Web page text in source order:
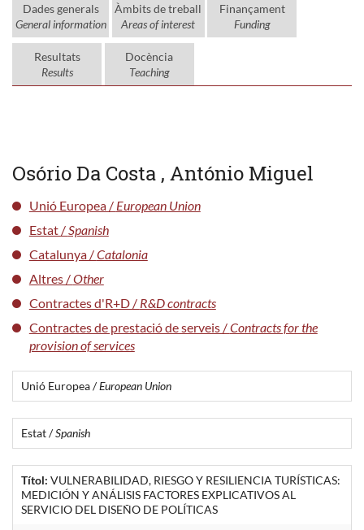
Dades generals
General information
Àmbits de treball
Areas of interest
Finançament
Funding
Resultats
Results
Docència
Teaching
Osório Da Costa , António Miguel
Unió Europea / European Union
Estat / Spanish
Catalunya /Catalonia
Altres /Other
Contractes d'R+D / R&D contracts
Contractes de prestació de serveis /Contracts for the
provision of services
Unió Europea /European Union
Estat /Spanish
Títol: VULNERABILIDAD, RIESGO Y RESILIENCIA TURÍSTICAS:
MEDICIÓN Y ANÁLISIS FACTORES EXPLICATIVOS AL
SERVICIO DEL DISEÑO DE POLÍTICAS